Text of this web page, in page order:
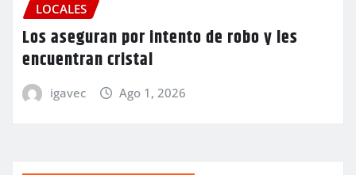
LOCALES
Los aseguran por intento de robo y les
encuentran cristal
igavec Ago 1, 2026